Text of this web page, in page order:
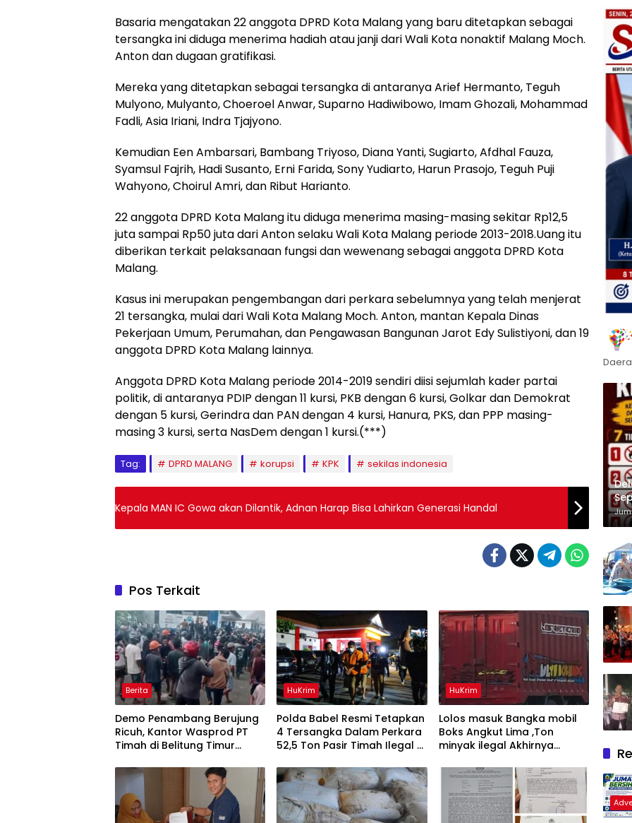
Basaria mengatakan 22 anggota DPRD Kota Malang yang baru ditetapkan sebagai
tersangka ini diduga menerima hadiah atau janji dari Wali Kota nonaktif Malang Moch.
Anton dan dugaan gratifikasi.
Mereka yang ditetapkan sebagai tersangka di antaranya Arief Hermanto, Teguh
Mulyono, Mulyanto, Choeroel Anwar, Suparno Hadiwibowo, Imam Ghozali, Mohammad
Fadli, Asia Iriani, Indra Tjajyono.
Kemudian Een Ambarsari, Bambang Triyoso, Diana Yanti, Sugiarto, Afdhal Fauza,
Syamsul Fajrih, Hadi Susanto, Erni Farida, Sony Yudiarto, Harun Prasojo, Teguh Puji
Wahyono, Choirul Amri, dan Ribut Harianto.
22 anggota DPRD Kota Malang itu diduga menerima masing-masing sekitar Rp12,5
juta sampai Rp50 juta dari Anton selaku Wali Kota Malang periode 2013-2018.Uang itu
diberikan terkait pelaksanaan fungsi dan wewenang sebagai anggota DPRD Kota
Malang.
Kasus ini merupakan pengembangan dari perkara sebelumnya yang telah menjerat
21 tersangka, mulai dari Wali Kota Malang Moch. Anton, mantan Kepala Dinas
Pekerjaan Umum, Perumahan, dan Pengawasan Bangunan Jarot Edy Sulistiyoni, dan 19
anggota DPRD Kota Malang lainnya.
Anggota DPRD Kota Malang periode 2014-2019 sendiri diisi sejumlah kader partai
politik, di antaranya PDIP dengan 11 kursi, PKB dengan 6 kursi, Golkar dan Demokrat
dengan 5 kursi, Gerindra dan PAN dengan 4 kursi, Hanura, PKS, dan PPP masing-
masing 3 kursi, serta NasDem dengan 1 kursi.(***)
Tag: DPRD MALANG korupsi KPK sekilas indonesia
Kepala MAN IC Gowa akan Dilantik, Adnan Harap Bisa Lahirkan Generasi Handal
Pos Terkait
Berita
Demo Penambang Berujung
Ricuh, Kantor Wasprod PT
Timah di Belitung Timur
HuKrim
Polda Babel Resmi Tetapkan
4 Tersangka Dalam Perkara
52,5 Ton Pasir Timah Ilegal Di
HuKrim
Lolos masuk Bangka mobil
Boks Angkut Lima ,Ton
minyak ilegal Akhirnya